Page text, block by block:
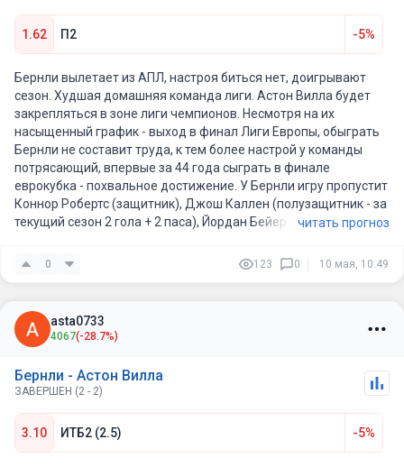
1.62 П2 -5%
Бернли вылетает из АПЛ, настроя биться нет, доигрывают
сезон. Худшая домашняя команда лиги. Астон Вилла будет
закрепляться в зоне лиги чемпионов. Несмотря на их
насыщенный график - выход в финал Лиги Европы, обыграть
Бернли не составит труда, к тем более настрой у команды
потрясающий, впервые за 44 года сыграть в финале
еврокубка - похвальное достижение. У Бернли игру пропустит
Коннор Робертс (защитник), Джош Каллен (полузащитник - за
текущий сезон 2 гола + 2 паса), Йордан Бейер (защитник), а у
и нападающий Алиссон.
читать прогноз
0 123 0 10 мая, 10:49
asta0733
4067(-28.7%)
Бернли - Астон Вилла
ЗАВЕРШЕН (2 - 2)
3.10 ИТБ2 (2.5) -5%